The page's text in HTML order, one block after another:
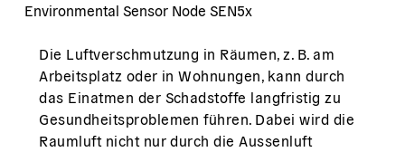
Environmental Sensor Node SEN5x
Die Luftverschmutzung in Räumen, z. B. am
Arbeitsplatz oder in Wohnungen, kann durch
das Einatmen der Schadstoffe langfristig zu
Gesundheitsproblemen führen. Dabei wird die
Raumluft nicht nur durch die Aussenluft